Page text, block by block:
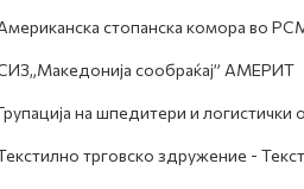
стопанска комора во
сообраќај” АМЕРИТ
на шпедитери и
трговско здружение -